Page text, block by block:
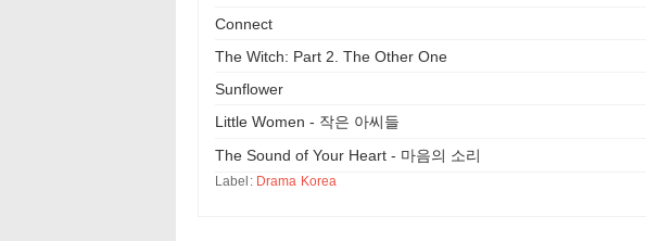
Connect
The Witch: Part 2. The Other One
Sunflower
Little Women - 작은 아씨들
The Sound of Your Heart - 마음의 소리
Label: Drama Korea